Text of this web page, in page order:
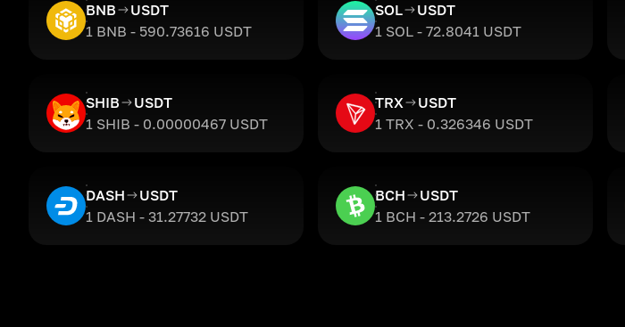
BNB
USDT
1 BNB - 590.73616 USDT
SOL
USDT
1 SOL - 72.8041 USDT
SHIB
USDT
1 SHIB - 0.00000467 USDT
TRX
USDT
1 TRX - 0.326346 USDT
DASH
USDT
1 DASH - 31.27732 USDT
BCH
USDT
1 BCH - 213.2726 USDT